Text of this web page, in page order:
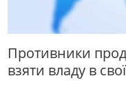
Противники
взяти владу в